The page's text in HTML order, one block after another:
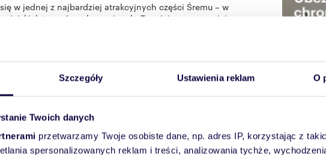
Szczegóły Ustawienia reklam O
Twoich danych
przetwarzamy Twoje osobiste dane, np. adres IP, korzystając z
spersonalizowanych reklam i treści, analizowania tychże,
w jednej z najbardziej atrakcyjnych części Śremu – w
terenów rekreacyjnych. To miejsce zapewniające
odpoczynku wśród zieleni. Zamknięty charakter osiedla
a nowoczesne rozwiązania architektoniczne
się dużymi przeszkleniami, które zapewniają doskonałe
umożliwiając mieszkańcom relaks w otoczeniu zieleni.
architektura oraz liczne miejsca postojowe tworzą
koncepcja, która łączy jakość, styl i wygodę w
natury, tworząc idealne miejsce dla tych, którzy